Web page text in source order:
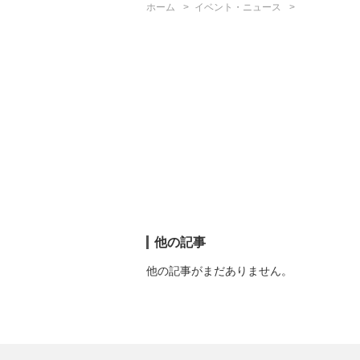
ホーム イベント・ニュース
他の記事
他の記事がまだありません。